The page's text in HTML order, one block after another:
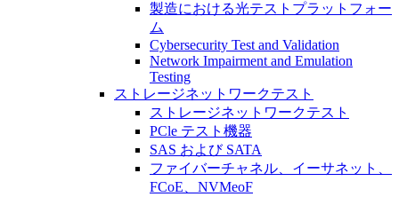
製造における光テストプラットフォー
ム
Cybersecurity Test and Validation
Network Impairment and Emulation
Testing
ストレージネットワークテスト
ストレージネットワークテスト
PCle テスト機器
SAS および SATA
ファイバーチャネル、イーサネット、
FCoE、NVMeoF